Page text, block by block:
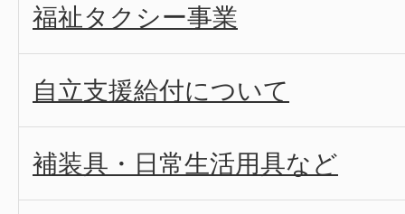
福祉タクシー事業
自立支援給付について
補装具・日常生活用具など